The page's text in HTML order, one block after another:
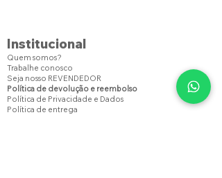
Institucional
Quem somos?
Trabalhe conosco
Seja nosso REVENDEDOR
Política de devolução e reembolso
Política de Privacidade e Dados
Política de entrega